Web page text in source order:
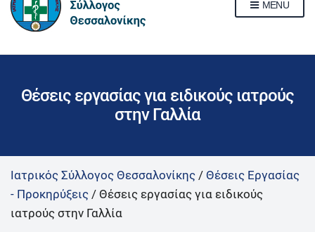
m
MENU
Θέσεις εργασίας για ειδικούς ιατρούς
στην Γαλλία
Ιατρικός Σύλλογος Θεσσαλονίκης / Θέσεις Εργασίας
- Προκηρύξεις / Θέσεις εργασίας για ειδικούς
ιατρούς στην Γαλλία